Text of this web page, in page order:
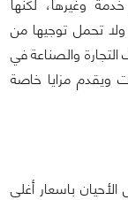
وغيرها، لكنها
تحمل توجيها من
التجارة والصناعة في
ويقدم مزايا خاصة
الأحيان باسعار أغلى